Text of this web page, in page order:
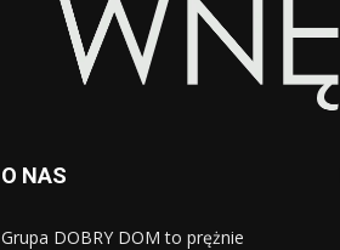
O NAS
Grupa DOBRY DOM to prężnie